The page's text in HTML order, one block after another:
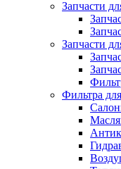
Запчасти
Запчасти
Фильтра